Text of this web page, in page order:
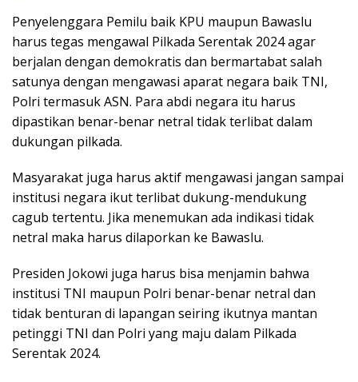
Penyelenggara Pemilu baik KPU maupun Bawaslu
harus tegas mengawal Pilkada Serentak 2024 agar
berjalan dengan demokratis dan bermartabat salah
satunya dengan mengawasi aparat negara baik TNI,
Polri termasuk ASN. Para abdi negara itu harus
dipastikan benar-benar netral tidak terlibat dalam
dukungan pilkada.
Masyarakat juga harus aktif mengawasi jangan sampai
institusi negara ikut terlibat dukung-mendukung
cagub tertentu. Jika menemukan ada indikasi tidak
netral maka harus dilaporkan ke Bawaslu.
Presiden Jokowi juga harus bisa menjamin bahwa
institusi TNI maupun Polri benar-benar netral dan
tidak benturan di lapangan seiring ikutnya mantan
petinggi TNI dan Polri yang maju dalam Pilkada
Serentak 2024.